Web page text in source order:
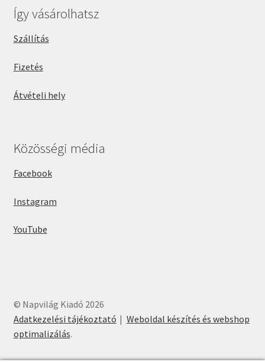
Így vásárolhatsz
Szállítás
Fizetés
Átvételi hely
Közösségi média
Facebook
Instagram
YouTube
© Napvilág Kiadó 2026
Adatkezelési tájékoztató
Weboldal készítés és webshop
optimalizálás.